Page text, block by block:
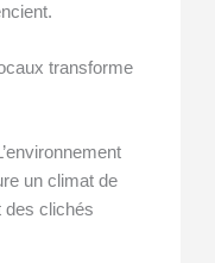
transforme
un climat de
des clichés